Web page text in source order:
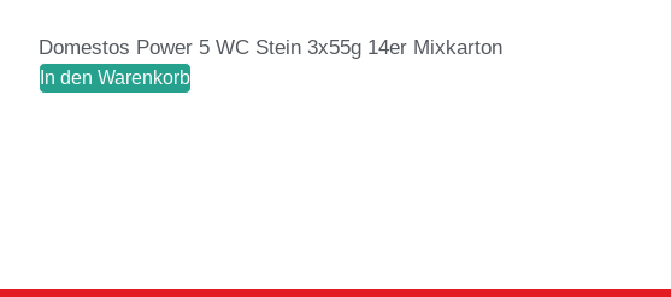
Domestos Power 5 WC Stein 3x55g 14er Mixkarton
In den Warenkorb